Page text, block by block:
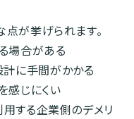
が挙げられます。
場合がある
計に手間がかかる
感じにくい
用する企業側のデメリ